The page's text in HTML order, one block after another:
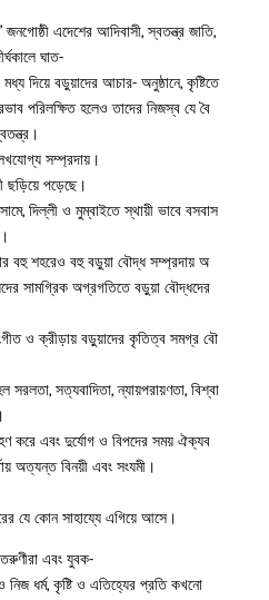
জনগোষ্ঠী এদেশের আদিবাসী, স্বতন্ত্র জাতি,
ঘাত-
দিয়ে বড়ুয়াদের আচার- অনুষ্ঠানে, কৃষ্টিতে
পরিলক্ষিত হলেও তাদের নিজস্ব যে বৈ
সম্প্রদায়।
ছড়িয়ে পড়েছে।
দিল্লী ও মুম্বাইতে স্থায়ী ভাবে বসবাস
বহু শহরেও বহু বড়ুয়া বৌদ্ধ সম্প্রদায় অ
সামগ্রিক অগ্রগতিতে বড়ুয়া বৌদ্ধদের
ও ক্রীড়ায় বড়ুয়াদের কৃতিত্ব সমগ্র বৌ
সরলতা, সত্যবাদিতা, ন্যায়পরায়ণতা, বিশ্বা
করে এবং দুর্যোগ ও বিপদের সময় ঐক্যব
অত্যন্ত বিনয়ী এবং সংযমী।
যে কোন সাহায্যে এগিয়ে আসে।
এবং যুবক-
নিজ ধর্ম, কৃষ্টি ও এতিহ্যের প্রতি কখনো